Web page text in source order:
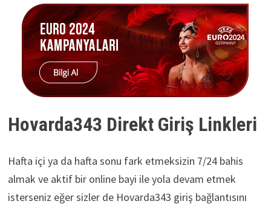
Hovarda343 Direkt Giriş Linkleri
Hafta içi ya da hafta sonu fark etmeksizin 7/24 bahis
almak ve aktif bir online bayi ile yola devam etmek
isterseniz eğer sizler de Hovarda343 giriş bağlantısını